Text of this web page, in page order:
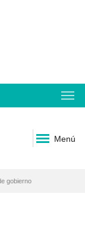
Menú
gobierno